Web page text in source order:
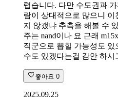
렵습니다. 다만 수도권과
람이 상대적으로 많으니
지 않갰냐 추측을 해볼 수
주는 nand이나 요 근래
직군으로 뽑힐 가능성도 있
수도 있겠다는걸 감안 하
좋아요 0
2025.09.25